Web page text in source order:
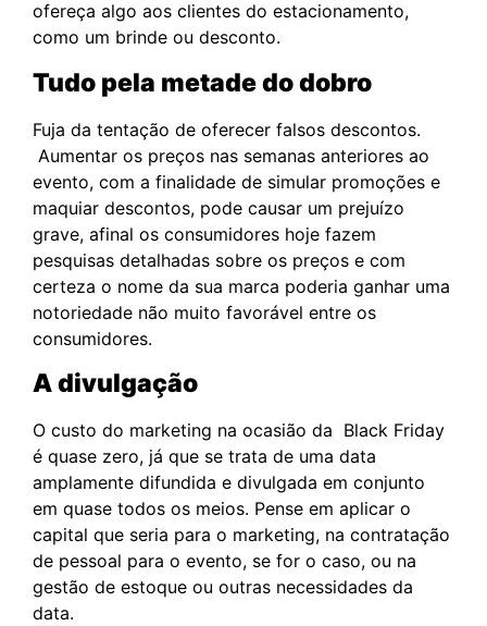
ofereça algo aos clientes do estacionamento,
como um brinde ou desconto.
Tudo pela metade do dobro
Fuja da tentação de oferecer falsos descontos.
Aumentar os preços nas semanas anteriores ao
evento, com a finalidade de simular promoções e
maquiar descontos, pode causar um prejuízo
grave, afinal os consumidores hoje fazem
pesquisas detalhadas sobre os preços e com
certeza o nome da sua marca poderia ganhar uma
notoriedade não muito favorável entre os
consumidores.
A divulgação
O custo do marketing na ocasião da Black Friday
é quase zero, já que se trata de uma data
amplamente difundida e divulgada em conjunto
em quase todos os meios. Pense em aplicar o
capital que seria para o marketing, na contratação
de pessoal para o evento, se for o caso, ou na
gestão de estoque ou outras necessidades da
data.